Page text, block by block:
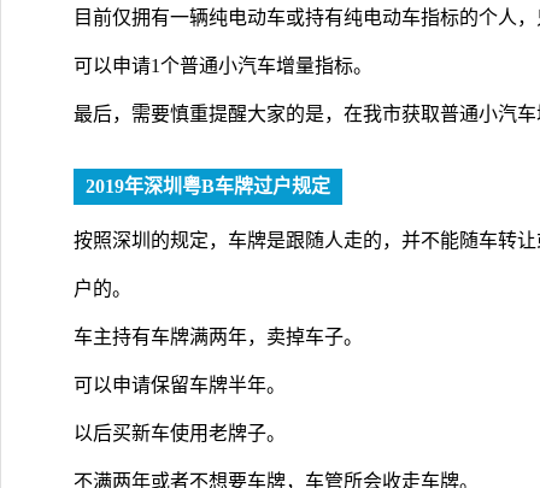
目前仅拥有一辆纯电动车或持有纯电动车指标的个人
可以申请1个普通小汽车增量指标。
最后，需要慎重提醒大家的是，在我市获取普通小汽
2019年深圳粤B车牌过户规定
按照深圳的规定，车牌是跟随人走的，并不能随车转
户的。
车主持有车牌满两年，卖掉车子。
可以申请保留车牌半年。
以后买新车使用老牌子。
不满两年或者不想要车牌，车管所会收走车牌。